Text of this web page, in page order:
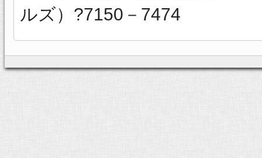
ルズ）?7150－7474